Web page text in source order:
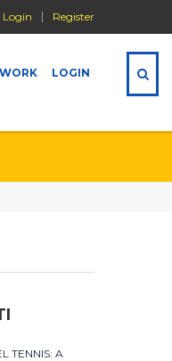
Login Register
LOGIN
TENNIS: A